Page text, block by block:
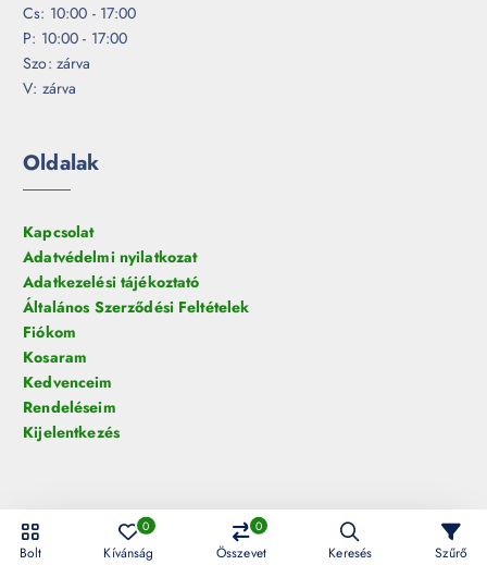
Cs: 10:00 - 17:00
P: 10:00 - 17:00
Szo: zárva
V: zárva
Oldalak
Kapcsolat
Adatvédelmi nyilatkozat
Adatkezelési tájékoztató
Általános Szerződési Feltételek
Fiókom
Kosaram
Kedvenceim
Rendeléseim
Kijelentkezés
© 2026 HelloLED.hu Digiműhely Kft. | Minden jog fenntartva!
Bolt
0
Kívánság
0
Összevet Keresés Szűrő